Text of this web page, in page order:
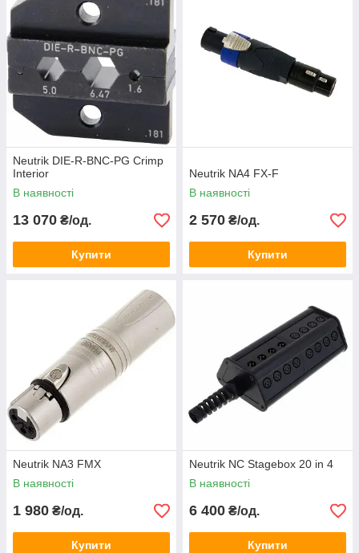
Neutrik DIE-R-BNC-PG Crimp
Interior
В наявності
13 070 ₴/од.
Купити
Neutrik NA4 FX-F
В наявності
2 570 ₴/од.
Купити
Neutrik NA3 FMX
В наявності
1 980 ₴/од.
Купити
Neutrik NC Stagebox 20 in 4
В наявності
6 400 ₴/од.
Купити